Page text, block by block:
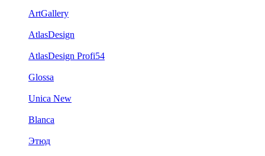
ArtGallery
AtlasDesign
AtlasDesign Profi54
Glossa
Unica New
Blanca
Этюд